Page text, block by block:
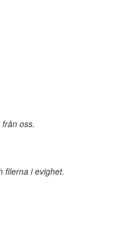
oss.
filerna i evighet.